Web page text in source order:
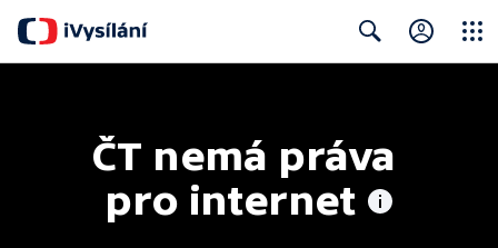
ČT nemá práva
pro internet